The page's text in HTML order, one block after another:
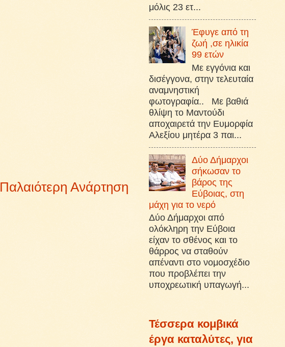
Παλαιότερη Ανάρτηση
μόλις 23 ετ...
Έφυγε από τη
ζωή ,σε ηλικία
99 ετών
Με εγγόνια και
δισέγγονα, στην τελευταία
αναμνηστική
φωτογραφία.. Με βαθιά
θλίψη το Μαντούδι
αποχαιρετά την Ευμορφία
Αλεξίου μητέρα 3 παι...
Δύο Δήμαρχοι
σήκωσαν το
βάρος της
Εύβοιας, στη
μάχη για το νερό
Δύο Δήμαρχοι από
ολόκληρη την Εύβοια
είχαν το σθένος και το
θάρρος να σταθούν
απέναντι στο νομοσχέδιο
που προβλέπει την
υποχρεωτική υπαγωγή...
Τέσσερα κομβικά
έργα καταλύτες, για